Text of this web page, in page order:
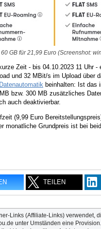
60 GB für 21,99 Euro (Screenshot:
Zeit - bis 04.10.2023 11 Uhr
und 32 MBit/s im Upload über
Datenautomatik beinhalten: Ist das
bzw. 300 MB zusätzliches
auch deaktivierbar.
(9,99 Euro
monatliche Grundpreis ist bei
TEILEN
Links (Affiliate-Links) verwendet,
unter Umständen eine